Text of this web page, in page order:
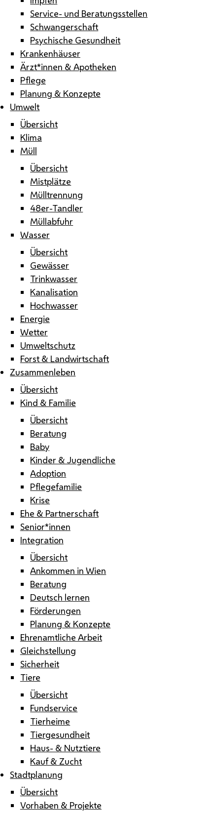
Service- und Beratungsstellen
Schwangerschaft
Psychische Gesundheit
Krankenhäuser
Ärzt*innen & Apotheken
Pflege
Planung & Konzepte
Umwelt
Übersicht
Klima
Müll
Übersicht
Mistplätze
Mülltrennung
48er-Tandler
Müllabfuhr
Wasser
Übersicht
Gewässer
Trinkwasser
Kanalisation
Hochwasser
Energie
Wetter
Umweltschutz
Forst & Landwirtschaft
Zusammenleben
Übersicht
Kind & Familie
Übersicht
Beratung
Baby
Kinder & Jugendliche
Adoption
Pflegefamilie
Krise
Ehe & Partnerschaft
Senior*innen
Integration
Übersicht
Ankommen in Wien
Beratung
Deutsch lernen
Förderungen
Planung & Konzepte
Ehrenamtliche Arbeit
Gleichstellung
Sicherheit
Tiere
Übersicht
Fundservice
Tierheime
Tiergesundheit
Haus- & Nutztiere
Kauf & Zucht
Stadtplanung
Übersicht
Vorhaben & Projekte